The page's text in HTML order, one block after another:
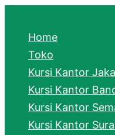
r
h
Home
Toko
Kursi Kantor
Kursi Kantor
Kursi Kantor
Kursi Kantor